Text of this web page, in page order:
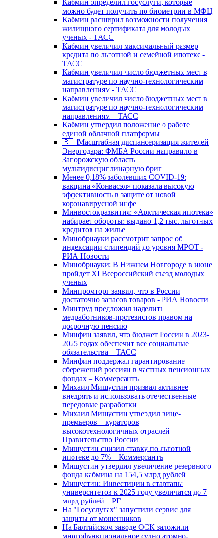
Кабмин определил госуслуги, которые
можно будет получить по биометрии в МФЦ
Кабмин расширил возможности получения
жилищного сертификата для молодых
ученых - ТАСС
Кабмин увеличил максимальный размер
кредита по льготной и семейной ипотеке -
ТАСС
Кабмин увеличил число бюджетных мест в
магистратуре по научно-технологическим
направлениям - ТАСС
Кабмин увеличил число бюджетных мест в
магистратуре по научно-технологическим
направлениям – ТАСС
Кабмин утвердил положение о работе
единой облачной платформы
🇷🇺Масштабная диспансеризация жителей
Энергодара: ФМБА России направило в
Запорожскую область
мультидисциплинарную бриг
Менее 0,18% заболевших COVID-19:
вакцина «Конвасэл» показала высокую
эффективность в защите от новой
коронавирусной инфе
Минвостокразвития: «Арктическая ипотека»
набирает обороты: выдано 1,2 тыс. льготных
кредитов на жилье
Минобрнауки рассмотрит запрос об
индексации стипендий до уровня МРОТ -
РИА Новости
Минобрнауки: В Нижнем Новгороде в июне
пройдет XI Всероссийский съезд молодых
ученых
Минпромторг заявил, что в России
достаточно запасов товаров - РИА Новости
Минтруд предложил наделить
медработников-протезистов правом на
досрочную пенсию
Минфин заявил, что бюджет России в 2023-
2025 годах обеспечит все социальные
обязательства – ТАСС
Минфин поддержал гарантирование
сбережений россиян в частных пенсионных
фондах – Коммерсантъ
Михаил Мишустин призвал активнее
внедрять и использовать отечественные
передовые разработки
Михаил Мишустин утвердил вице-
премьеров – кураторов
высокотехнологичных отраслей –
Правительство России
Мишустин снизил ставку по льготной
ипотеке до 7% – Коммерсантъ
Мишустин утвердил увеличение резервного
фонда кабмина на 154,5 млрд рублей
Мишустин: Инвестиции в стартапы
университетов к 2025 году увеличатся до 7
млрд рублей – РГ
На "Госуслугах" запустили сервис для
защиты от мошенников
На Балтийском заводе ОСК заложили
многофункциональное судно атомно-